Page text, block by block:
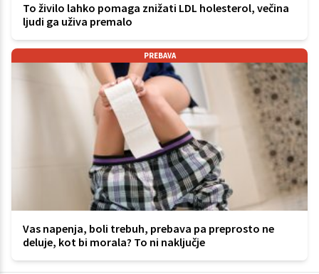
To živilo lahko pomaga znižati LDL holesterol, večina
ljudi ga uživa premalo
PREBAVA
Vas napenja, boli trebuh, prebava pa preprosto ne
deluje, kot bi morala? To ni naključje